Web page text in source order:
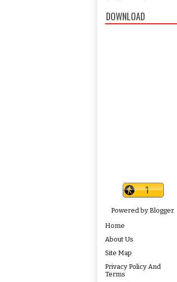
DOWNLOAD
Powered by Blogger.
Home
About Us
Site Map
Privacy Policy And
Terms